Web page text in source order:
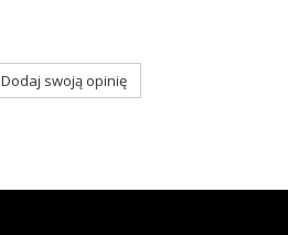
Dodaj swoją opinię